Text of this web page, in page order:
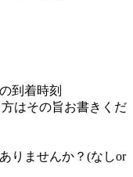
到着時刻
はその旨お書きくだ
りませんか？(なしor